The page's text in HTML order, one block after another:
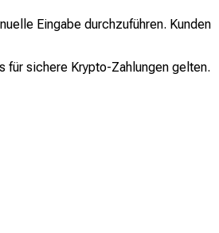
Eingabe durchzuführen. Kunden
sichere Krypto-Zahlungen gelten.